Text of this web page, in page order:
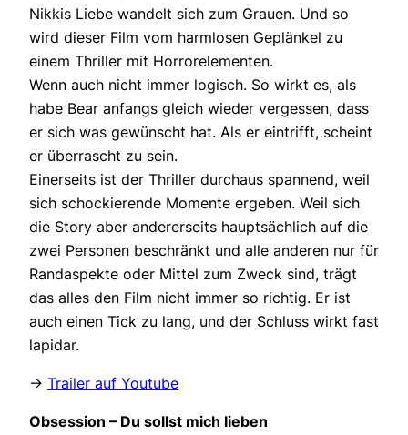
Nikkis Liebe wandelt sich zum Grauen. Und so
wird dieser Film vom harmlosen Geplänkel zu
einem Thriller mit Horrorelementen.
Wenn auch nicht immer logisch. So wirkt es, als
habe Bear anfangs gleich wieder vergessen, dass
er sich was gewünscht hat. Als er eintrifft, scheint
er überrascht zu sein.
Einerseits ist der Thriller durchaus spannend, weil
sich schockierende Momente ergeben. Weil sich
die Story aber andererseits hauptsächlich auf die
zwei Personen beschränkt und alle anderen nur für
Randaspekte oder Mittel zum Zweck sind, trägt
das alles den Film nicht immer so richtig. Er ist
auch einen Tick zu lang, und der Schluss wirkt fast
lapidar.
-> Trailer auf Youtube
Obsession – Du sollst mich lieben